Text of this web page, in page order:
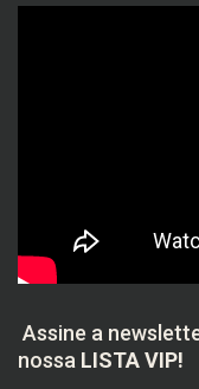
Assine a
nossa LISTA VIP!